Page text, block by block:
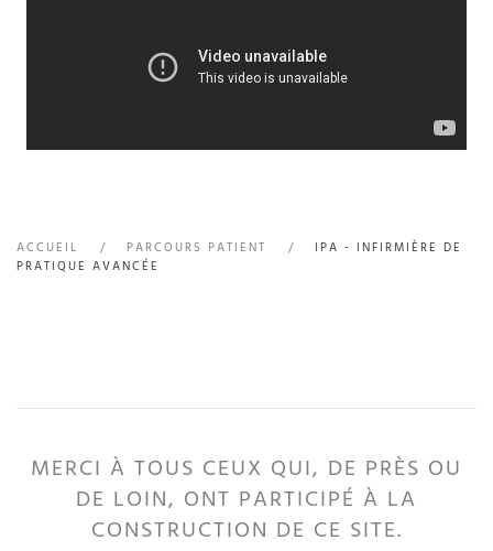
ACCUEIL PARCOURS PATIENT
IPA - INFIRMIÈRE DE
PRATIQUE AVANCÉE
MERCI À TOUS CEUX QUI, DE PRÈS OU
DE LOIN, ONT PARTICIPÉ À LA
CONSTRUCTION DE CE SITE.